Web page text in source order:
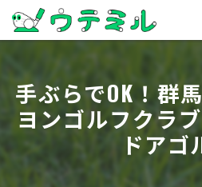
手ぶらでOK！群
ヨンゴルフクラ
ドアゴ